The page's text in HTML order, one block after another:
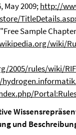
May 2009;http://
Sample
wiki/
2005/rules/wiki/
und